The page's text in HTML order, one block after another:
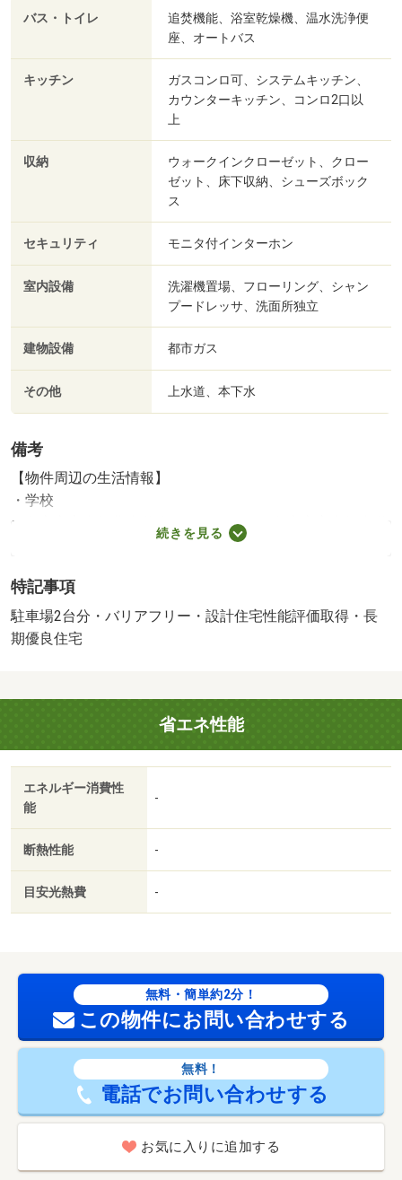
バス・トイレ
追焚機能、浴室乾燥機、温水洗浄便
座、オートバス
キッチン
ガスコンロ可、システムキッチン、
カウンターキッチン、コンロ2口以
上
収納
ウォークインクローゼット、クロー
ゼット、床下収納、シューズボック
ス
セキュリティ モニタ付インターホン
室内設備
洗濯機置場、フローリング、シャン
プードレッサ、洗面所独立
建物設備 都市ガス
その他 上水道、本下水
備考
【物件周辺の生活情報】
・学校
刈谷市立富士松北小学校（1,600m）、刈谷市立富士松中学
スーパー（680m）、コンビニ（320m）、ドラッグストア
（500m）
・その他施設
バス乗車２２分 「愛知教育大口」停徒歩８分■長期優良
住宅×住宅性能評価取得で安心な住まい☆■駐車２台可能！
■ＷＩＣ・パントリー等収納豊富な間取り！■南向きＬＤＫ
日当たり良好◎■富士松北小学校まで１６００ｍ（徒歩２
０分）■富士松中学校まで３７００ｍ（徒歩４７分）
【設備・特記事項備考】耐震構造・全居室収納・フラット
物
建築確認：有/NO.第ＫＳ１２６－０４２０－５５３２８号
国土法届出：不要
続きを見る
特記事項
駐車場2台分・バリアフリー・設計住宅性能評価取得・長
期優良住宅
省エネ性能
エネルギー消費性
能
-
断熱性能 -
目安光熱費 -
無料・簡単約2分！
この物件にお問い合わせする
無料！
電話でお問い合わせする
お気に入りに追加する